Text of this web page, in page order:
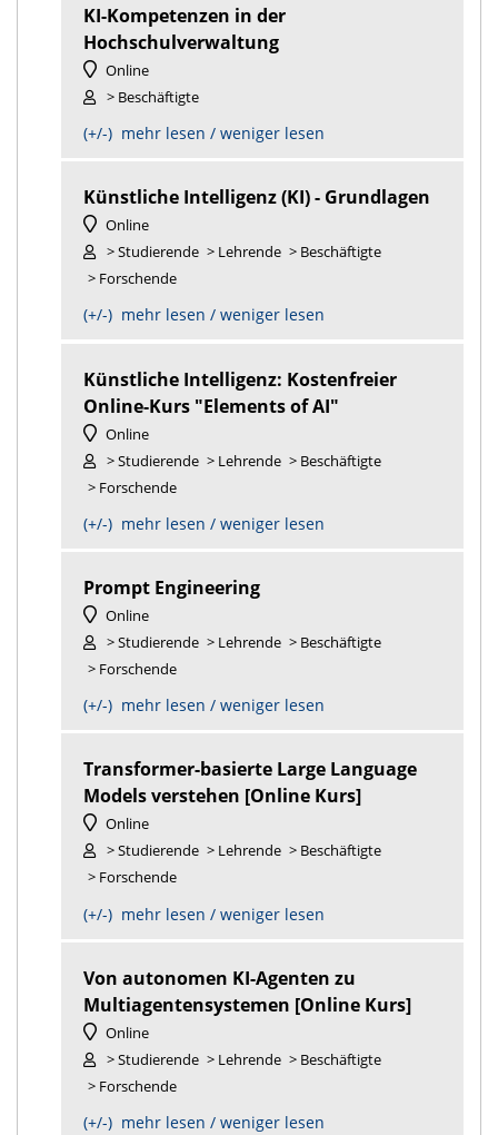
KI-Kompetenzen in der
Hochschulverwaltung
Online
> Beschäftigte
(+/-) mehr lesen / weniger lesen
Künstliche Intelligenz (KI) - Grundlagen
Online
> Studierende > Lehrende > Beschäftigte
> Forschende
(+/-) mehr lesen / weniger lesen
Künstliche Intelligenz: Kostenfreier
Online-Kurs "Elements of AI"
Online
> Studierende > Lehrende > Beschäftigte
> Forschende
(+/-) mehr lesen / weniger lesen
Prompt Engineering
Online
> Studierende > Lehrende > Beschäftigte
> Forschende
(+/-) mehr lesen / weniger lesen
Transformer-basierte Large Language
Models verstehen [Online Kurs]
Online
> Studierende > Lehrende > Beschäftigte
> Forschende
(+/-) mehr lesen / weniger lesen
Von autonomen KI-Agenten zu
Multiagentensystemen [Online Kurs]
Online
> Studierende > Lehrende > Beschäftigte
> Forschende
(+/-) mehr lesen / weniger lesen